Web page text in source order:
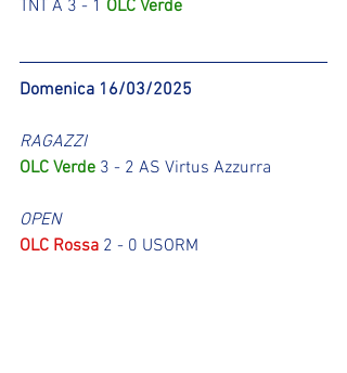
TNT A 3 - 1 OLC Verde
Domenica 16/03/2025
RAGAZZI
OLC Verde 3 - 2 AS Virtus Azzurra
OPEN
OLC Rossa 2 - 0 USORM